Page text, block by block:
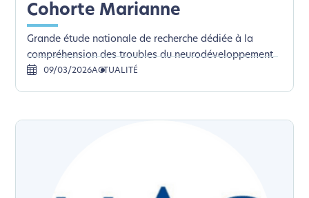
Cohorte Marianne
Grande étude nationale de recherche dédiée à la
compréhension des troubles du neurodéveloppement
09/03/2026ACTUALITÉ